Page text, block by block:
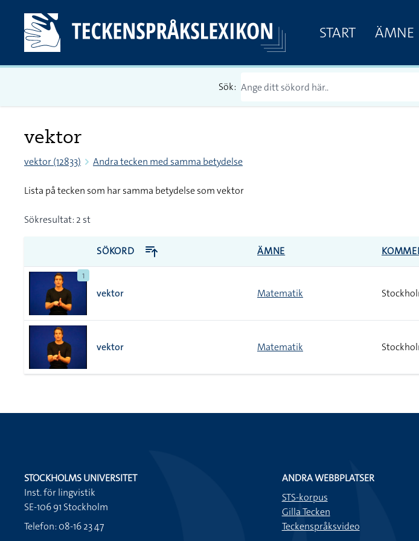
START ÄMNE
Sök:
vektor
vektor (12833) Andra tecken med samma betydelse
Lista på tecken som har samma betydelse som vektor
Sökresultat: 2 st
SÖKORD ÄMNE
1
vektor Matematik
vektor Matematik
STOCKHOLMS UNIVERSITET
Inst. för lingvistik
SE-106 91 Stockholm
Telefon: 08-16 23 47
ANDRA WEBBPLATSER
STS-korpus
Gilla Tecken
Teckenspråksvideo